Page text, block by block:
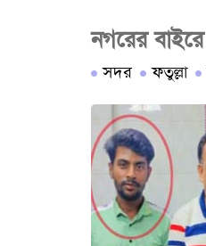
নগরের বাইরে
সদর ফতুল্লা